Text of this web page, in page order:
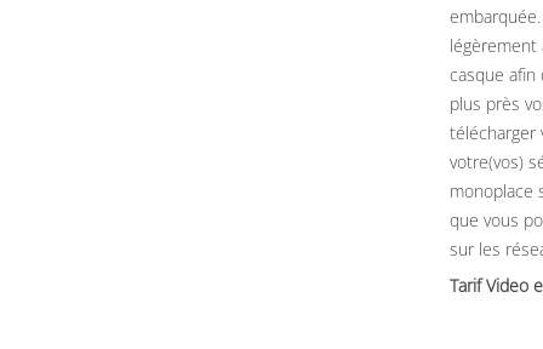
légèrement
casque afin
plus près
télécharger
votre(vos)
monoplace
que vous
sur les
Tarif Video